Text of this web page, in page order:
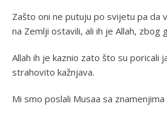
Zašto oni ne putuju po svijetu pa da
na Zemlji ostavili, ali ih je Allah, zbog
Allah ih je kaznio zato što su poricali
strahovito kažnjava.
Mi smo poslali Musaa sa